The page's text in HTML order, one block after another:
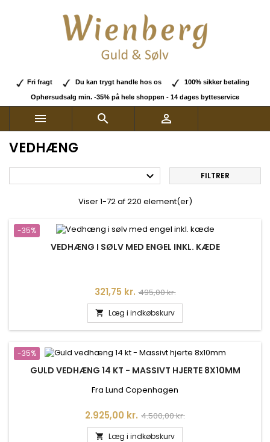
Fri fragt Du kan trygt handle hos os 100% sikker betaling
Ophørsudsalg min. -35% på hele shoppen - 14 dages bytteservice
  
VEDHÆNG
 FILTRER
Viser 1-72 af 220 element(er)
-35%
VEDHÆNG I SØLV MED ENGEL INKL. KÆDE
Pris
321,75 kr. Normalpris
495,00 kr.
 Læg i indkøbskurv
-35%
GULD VEDHÆNG 14 KT - MASSIVT HJERTE 8X10MM
Fra Lund Copenhagen
Pris
2.925,00 kr. Normalpris
4.500,00 kr.
 Læg i indkøbskurv